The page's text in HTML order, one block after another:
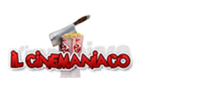
contenuto